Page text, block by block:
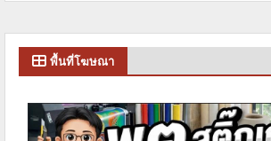
พื้นที่โฆษณา